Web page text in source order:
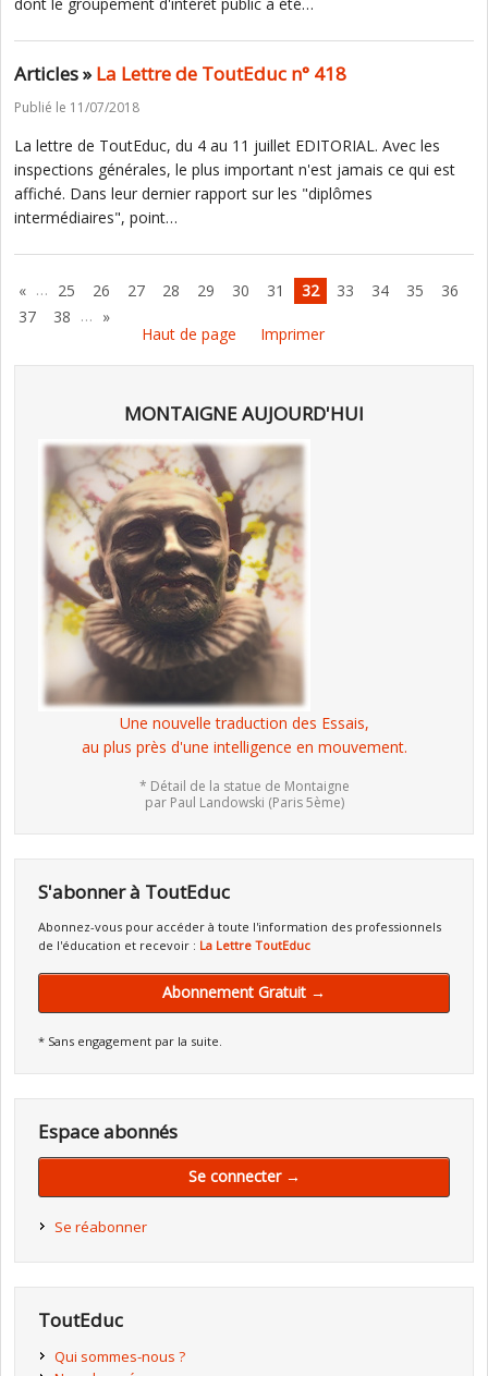
Articles »La Lettre de ToutEduc n° 418
Publié le 11/07/2018
La lettre de ToutEduc, du 4 au 11 juillet EDITORIAL. Avec les
inspections générales, le plus important n'est jamais ce qui est
affiché. Dans leur dernier rapport sur les "diplômes
intermédiaires", point…
« … 25 26 27 28 29 30 31 32 33 34 35
36
37
38 … »
Haut de page
Imprimer
MONTAIGNE AUJOURD'HUI
Une nouvelle traduction des Essais,
au plus près d'une intelligence en mouvement.
* Détail de la statue de Montaigne
par Paul Landowski (Paris 5ème)
S'abonner à ToutEduc
Abonnez-vous pour accéder à toute l'information des professionnels
de l'éducation et recevoir : La Lettre ToutEduc
Abonnement Gratuit →
* Sans engagement par la suite.
Espace abonnés
Se connecter →
Se réabonner
ToutEduc
Qui sommes-nous ?